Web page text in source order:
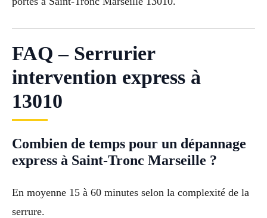
FAQ – Serrurier
intervention express à
13010
Combien de temps pour un dépannage
express à Saint-Tronc Marseille ?
En moyenne 15 à 60 minutes selon la complexité de la
serrure.